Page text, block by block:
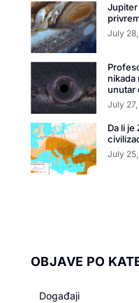
Jupiter
July
nikada
unutar
July
Da li
July
OBJAVE PO
Događaji